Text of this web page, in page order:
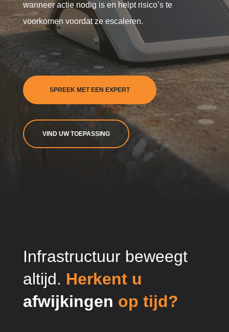
wanneer actie nodig is en helpt risico’s te
voorkomen voordat ze escaleren.
SPREEK MET EEN EXPERT
VIND UW TOEPASSING
Infrastructuur beweegt
altijd. Herkent u
afwijkingen op tijd?